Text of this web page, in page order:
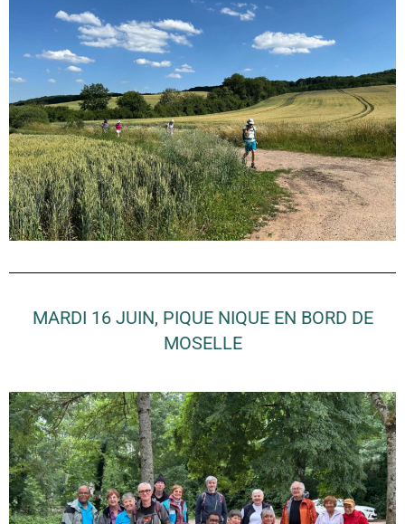
MARDI 16 JUIN, PIQUE NIQUE EN BORD DE
MOSELLE